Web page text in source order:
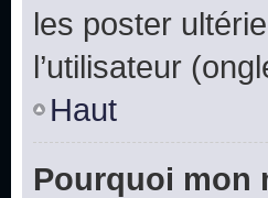
les poster
l’utilisateur
Haut
Pourquoi mon